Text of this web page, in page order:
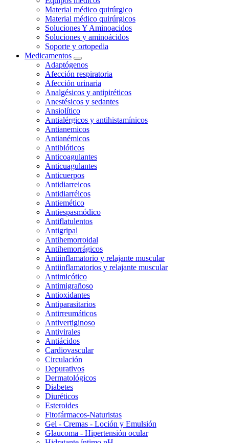
Material médico quirúrgico
Material médico quirúrgicos
Soluciones Y Aminoacidos
Soluciones y aminoácidos
Soporte y ortopedia
Medicamentos
Adaptógenos
Afección respiratoria
Afección urinaria
Analgésicos y antipiréticos
Anestésicos y sedantes
Ansiolítico
Antialérgicos y antihistamínicos
Antianemicos
Antianémicos
Antibióticos
Anticoagulantes
Anticuagulantes
Anticuerpos
Antidiarreicos
Antidiarréicos
Antiemético
Antiespasmódico
Antiflatulentos
Antigripal
Antihemorroidal
Antihemorrágicos
Antiinflamatorio y relajante muscular
Antiinflamatorios y relajante muscular
Antimicótico
Antimigrañoso
Antioxidantes
Antiparasitarios
Antirreumáticos
Antivertiginoso
Antivirales
Antiácidos
Cardiovascular
Circulación
Depurativos
Dermatológicos
Diabetes
Diuréticos
Esteroides
Fitofármacos-Naturistas
Gel - Cremas - Loción y Emulsión
Glaucoma - Hipertensión ocular